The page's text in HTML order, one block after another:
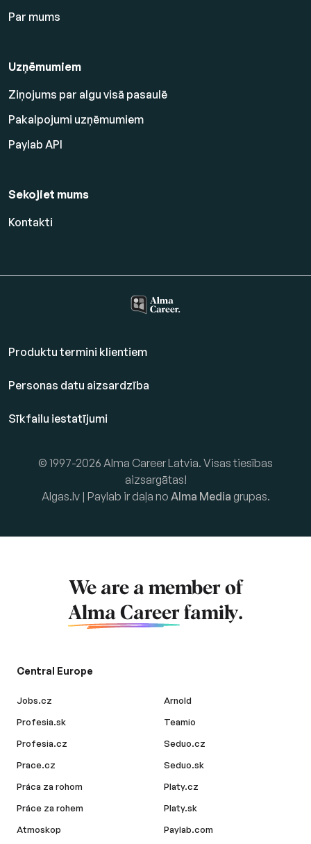
Par mums
Uzņēmumiem
Ziņojums par algu visā pasaulē
Pakalpojumi uzņēmumiem
Paylab API
Sekojiet mums
Kontakti
Produktu termini klientiem
Personas datu aizsardzība
Sīkfailu iestatījumi
© 1997-2026 Alma Career Latvia. Visas tiesības
aizsargātas!
Algas.lv | Paylab ir daļa no Alma Media grupas.
We are a member of
Alma Career family.
Central Europe
Jobs.cz
Profesia.sk
Profesia.cz
Prace.cz
Práca za rohom
Práce za rohem
Atmoskop
Arnold
Teamio
Seduo.cz
Seduo.sk
Platy.cz
Platy.sk
Paylab.com